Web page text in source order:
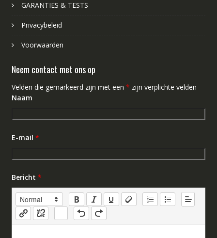
GARANTIES & TESTS
Privacybeleid
Voorwaarden
Neem contact met ons op
Velden die gemarkeerd zijn met een * zijn verplichte velden
Naam
E-mail *
Bericht *